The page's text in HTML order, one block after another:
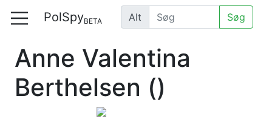
PolSpyBETA Alt Søg
Anne Valentina
Berthelsen ()